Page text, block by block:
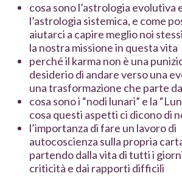
cosa sono l’astrologia evolutiva
l’astrologia sistemica, e come
aiutarci a capire meglio noi
la nostra missione in questa vita
perché il karma non è una
desiderio di andare verso una
una trasformazione che parte
cosa sono i “nodi lunari” e la
cosa questi aspetti ci dicono di
l’importanza di fare un lavoro di
autocoscienza sulla propria
partendo dalla vita di tutti i
criticità e dai rapporti difficili